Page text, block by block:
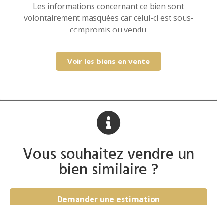
Les informations concernant ce bien sont
volontairement masquées car celui-ci est sous-
compromis ou vendu.
Voir les biens en vente
Vous souhaitez vendre un
bien similaire ?
Demander une estimation